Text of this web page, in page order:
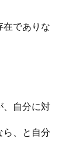
在でありな
、自分に対
ら、と自分